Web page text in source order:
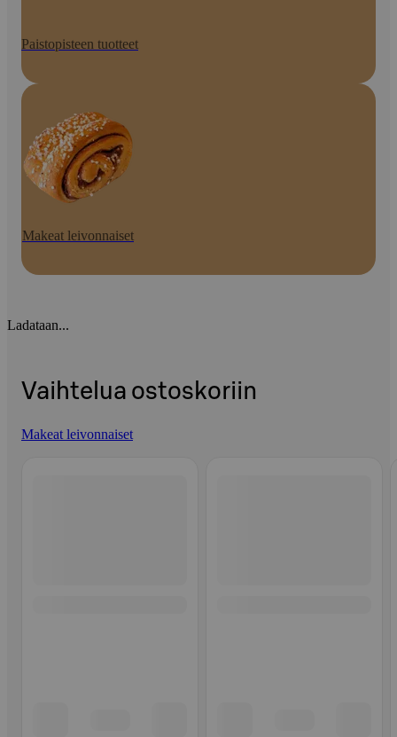
Paistopisteen tuotteet
Makeat leivonnaiset
Ladataan...
Vaihtelua ostoskoriin
Makeat leivonnaiset